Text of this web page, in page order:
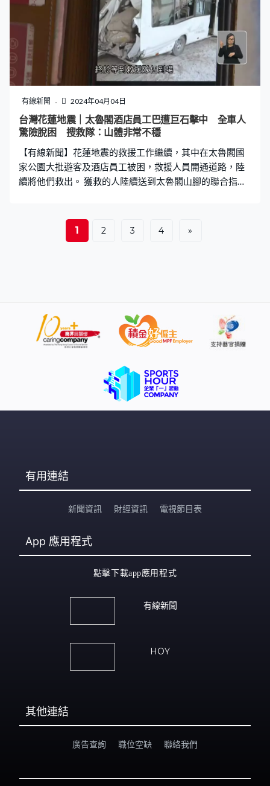
有線新聞 2024年04月04日
台灣花蓮地震｜太魯閣酒店員工巴遭巨石擊中 全車人
驚險脫困 搜救隊：山體非常不穩
【有線新聞】花蓮地震的救援工作繼續，其中在太魯閣國
家公園大批遊客及酒店員工被困，救援人員開通道路，陸
續將他們救出。 獲救的人陸續送到太魯閣山腳的聯合指揮
日，終於等到救援隊伍到場。被困人士陳先生：「我是幹
部，我也最資深，所以我安撫他們，我也帶領他們禱告，
機從高處向下搜索，打通被山石堵塞的路段。 有家屬一直
在中心外等消息，認為救援隊動作太慢。被困者家屬陳女
士：「市區的話可能災情也很嚴重，可能這邊的路況不是
從昨天到今天的排程，昨天好像是否真的疏忽掉救人的狀
況？」 搜救隊隊長稱，太魯閣晶英酒店一帶掌握到約600
人被困即將展開搜救。消防署特種搜救隊隊長陳義豐：
「那邊因為路斷了，所以變成那邊一些飯店旅客與員工受
1 2 3 4 »
有用連結
新聞資訊 財經資訊 電視節目表
App 應用程式
點擊下載app應用程式
有線新聞
HOY
其他連結
廣告查詢 職位空缺 聯絡我們